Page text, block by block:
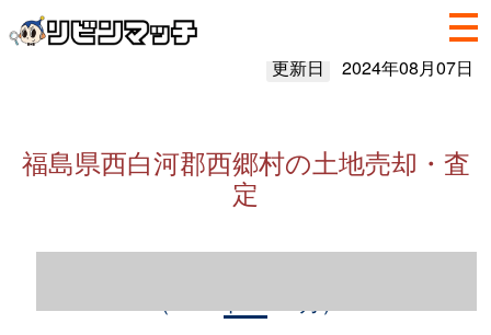
更新日 2024年08月07日
福島県西白河郡西郷村の土地売却・査
定